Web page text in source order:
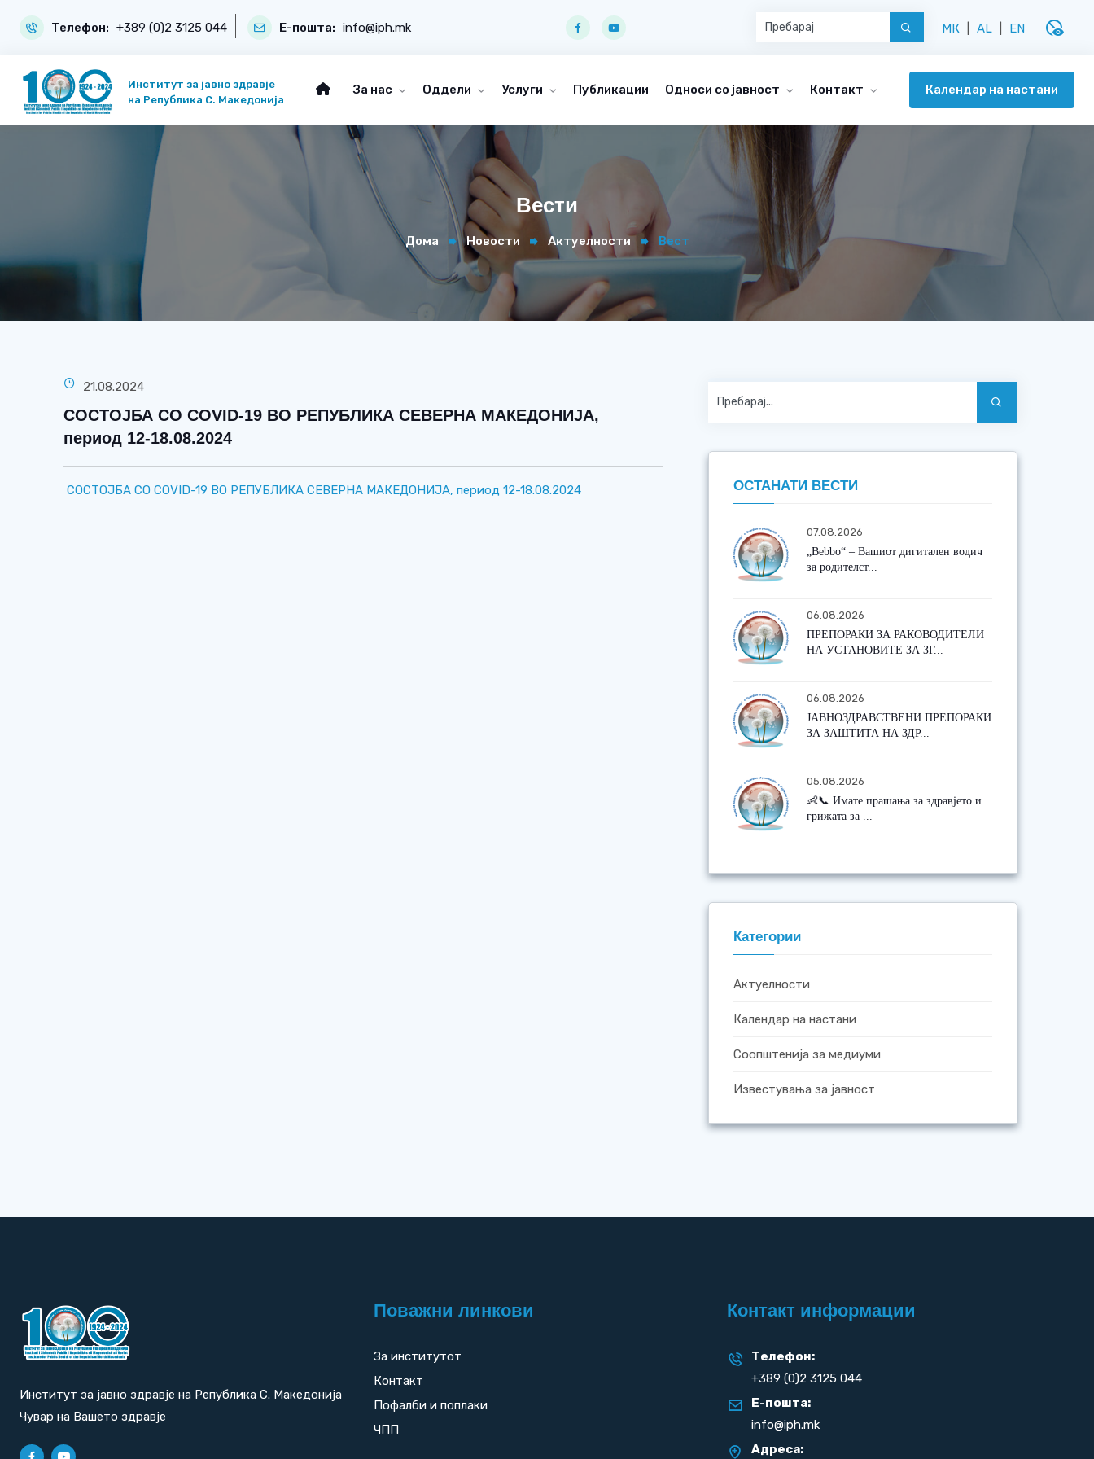
Телефон: +389 (0)2 3125 044 Е-пошта: info@iph.mk МК AL EN disabled_visible
Институт за јавно здравје
на Република С. Македонија
За нас Оддели Услуги Публикации Односи со јавност Контакт Календар на настани
Вести
Дома Новости Актуелности Вест
21.08.2024
СОСТОЈБА СО COVID-19 ВО РЕПУБЛИКА СЕВЕРНА МАКЕДОНИЈА,
период 12-18.08.2024
СОСТОЈБА СО COVID-19 ВО РЕПУБЛИКА СЕВЕРНА МАКЕДОНИЈА, период 12-18.08.2024 ОСТАНАТИ ВЕСТИ
07.08.2026
„Bebbo“ – Вашиот дигитален водич
за родителст...
06.08.2026
ПРЕПОРАКИ ЗА РАКОВОДИТЕЛИ
НА УСТАНОВИТЕ ЗА ЗГ...
06.08.2026
ЈАВНОЗДРАВСТВЕНИ ПРЕПОРАКИ
ЗА ЗАШТИТА НА ЗДР...
05.08.2026
👶📞 Имате прашања за здравјето и
грижата за ...
Категории
Актуелности
Календар на настани
Соопштенија за медиуми
Известувања за јавност
Институт за јавно здравје на Република С. Македонија
Чувар на Вашето здравје
Поважни линкови
За институтот
Контакт
Пофалби и поплаки
ЧПП
Контакт информации
Телефон:
+389 (0)2 3125 044
Е-пошта:
info@iph.mk
Адреса: